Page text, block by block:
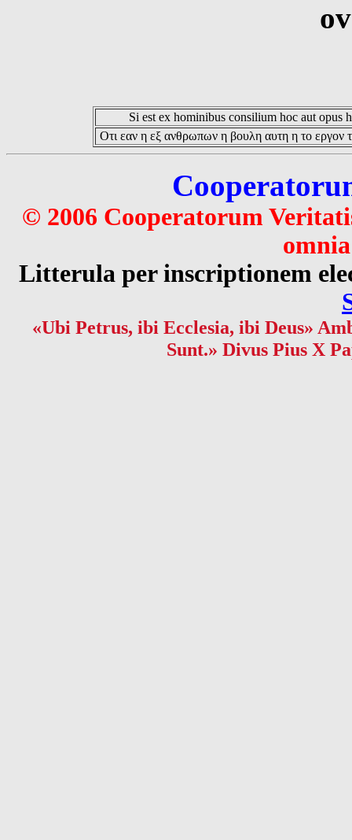
Si est ex hominibus consilium hoc aut opus
Οτι εαν η εξ ανθρωπων η βουλη αυτη η το εργον
© 2006 Cooperatorum
Litterula per inscriptionem
«Ubi Petrus, ibi Ecclesia, ibi Deus»
Sunt.» Divus Pius X